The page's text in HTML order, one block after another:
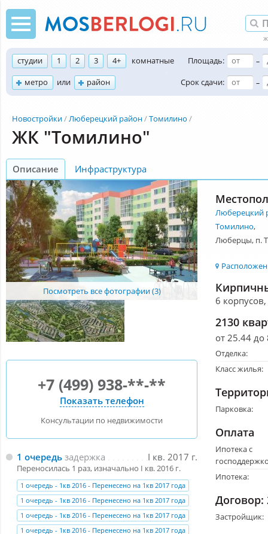
студии 1 2 3 4+
комнатные
метро
или район
Площадь:
–
Срок сдачи:
–
Новостройки Люберецкий район Томилино
ЖК "Томилино"
Описание Инфраструктура
Посмотреть все фотографии (3)
+7 (499) 938-**-**
Показать телефон
Консультации по недвижимости
I кв. 2017 г.
1 очередь задержка
Переносилась 1 раз, изначально I кв. 2016 г.
1 очередь - 1кв 2016 - Перенесено на 1кв 2017 года
1 очередь - 1кв 2016 - Перенесено на 1кв 2017 года
1 очередь - 1кв 2016 - Перенесено на 1кв 2017 года
1 очередь - 1кв 2016 - Перенесено на 1кв 2017 года
Люберецкий
Томилино,
Люберцы, п.
6
2130
от 25.44
Отделка:
Класс жилья:
Парковка:
Оплата
Ипотека с
Ипотека:
Договор:
Застройщик: